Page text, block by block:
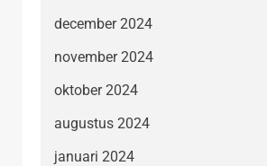
december 2024
november 2024
oktober 2024
augustus 2024
januari 2024